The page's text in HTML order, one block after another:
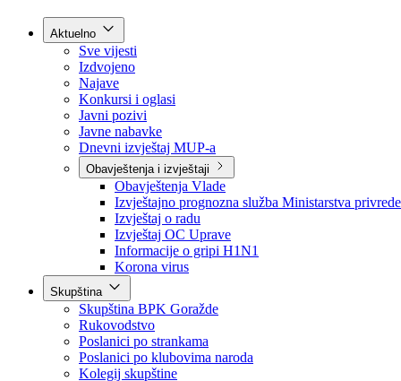
Kontakt
Aktuelno
Sve vijesti
Izdvojeno
Najave
Konkursi i oglasi
Javni pozivi
Javne nabavke
Dnevni izvještaj MUP-a
Obavještenja i izvještaji
Obavještenja Vlade
Izvještajno prognozna služba Ministarstva privrede
Izvještaj o radu
Izvještaj OC Uprave
Informacije o gripi H1N1
Korona virus
Skupština
Skupština BPK Goražde
Rukovodstvo